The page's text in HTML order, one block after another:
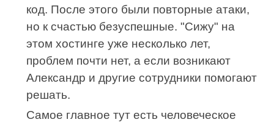
код. После этого были повторные атаки,
но к счастью безуспешные. "Сижу" на
этом хостинге уже несколько лет,
проблем почти нет, а если возникают
Александр и другие сотрудники помогают
решать.
Самое главное тут есть человеческое